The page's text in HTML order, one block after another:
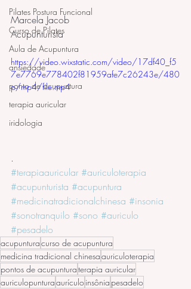
Pilates Postura Funcional
Curso de Pilates
Aula de Acupuntura
ansiedade
ponto de acupuntura
terapia auricular
iridologia
Marcela Jacob
Acupunturista
https://video.wixstatic.com/video/17df40_f5
7e7769e778402f81959afe7c26243e/480
p/mp4/file.mp4
.
#terapiaauricular #auriculoterapia
#acupunturista #acupuntura
#medicinatradicionalchinesa #insonia
#sonotranquilo #sono #auriculo
#pesadelo
acupunturacurso de acupuntura
medicina tradicional chinesaauriculoterapia
pontos de acupunturaterapia auricular
auriculopunturaaurículoinsônia pesadelo